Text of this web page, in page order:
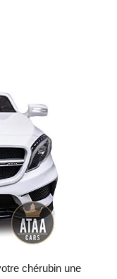
chérubin une